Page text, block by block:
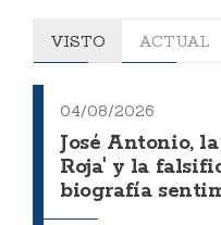
VISTO ACTUAL
04/08/2026
José Antonio,
Roja' y la
biografía